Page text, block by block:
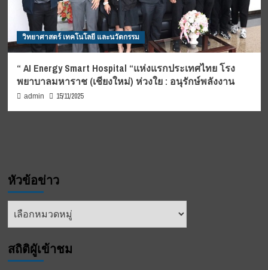
วิทยาศาสตร์ เทคโนโลยี และนวัตกรรม
“ AI Energy Smart Hospital “แห่งแรกประเทศไทย โรง
พยาบาลมหาราช (เชียงใหม่) ห่วงใย : อนุรักษ์พลังงาน
admin 15/11/2025
หัวข้อข่าว
หัวข้อ
สถิติผูัเข้าชม